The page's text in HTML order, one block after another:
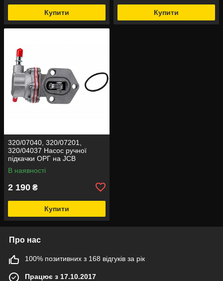
Купити Купити
320/07040, 320/07201,
320/04037 Насос ручної
підкачки ОРГ на JCB
В наявності
2 190 ₴
Купити
Про нас
100% позитивних з 168 відгуків за рік
Працює з 17.10.2017